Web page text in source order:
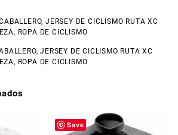
,JERSEY DE CICLISMO RUTA XC
, ROPA DE CICLISMO
,JERSEY DE CICLISMO RUTA XC
, ROPA DE CICLISMO
Save